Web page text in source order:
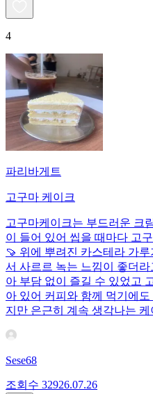
4
파리바게트
고구마 케이크
고구마케이크는 부드러운 크
이 들어 있어 씹을 때마다 고
🍠 위에 뿌려진 카스테라 가
서 사르르 녹는 느낌이 좋더
아 부담 없이 즐길 수 있었고
아 있어 커피와 함께 먹기에
지만 은근히 계속 생각나는
Sese68
조회수 32926.07.26